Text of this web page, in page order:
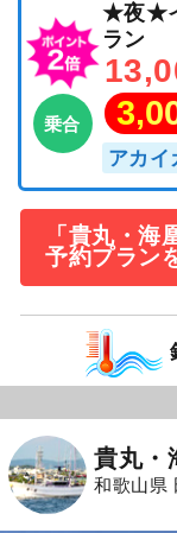
乗合
★夜★
ラン
アカイ
「貴丸・海
予約プラン
貴丸・
和歌山県